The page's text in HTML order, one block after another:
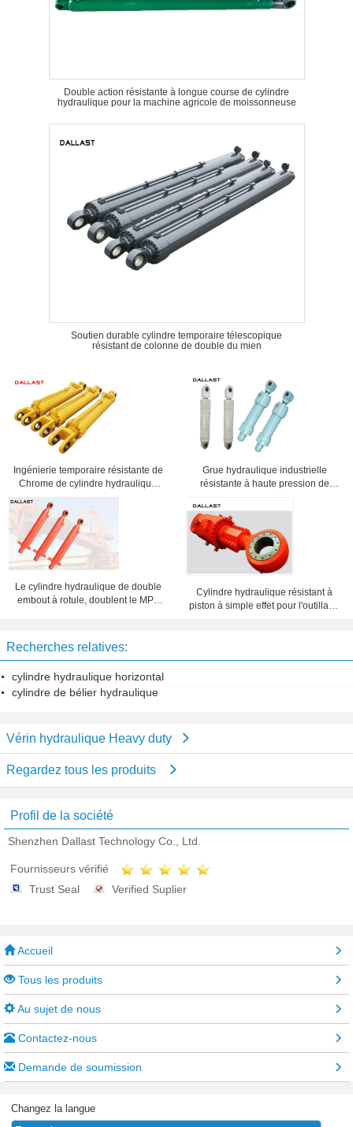
Double action résistante à longue course de cylindre
hydraulique pour la machine agricole de moissonneuse
Soutien durable cylindre temporaire télescopique
résistant de colonne de double du mien
Ingénierie temporaire résistante de
Chrome de cylindre hydraulique
de camion double
Grue hydraulique industrielle
résistante à haute pression de
Le cylindre hydraulique de double
embout à rotule, doublent le MPA
Cylindre hydraulique résistant à
piston à simple effet pour l'outillage
Recherches relatives:
cylindre hydraulique horizontal
cylindre de bélier hydraulique
Vérin hydraulique Heavy duty
Regardez tous les produits
Profil de la société
Shenzhen Dallast Technology Co., Ltd.
Fournisseurs vérifié
Trust Seal
Verified Suplier
Accueil
Tous les produits
Au sujet de nous
Contactez-nous
Demande de soumission
Changez la langue